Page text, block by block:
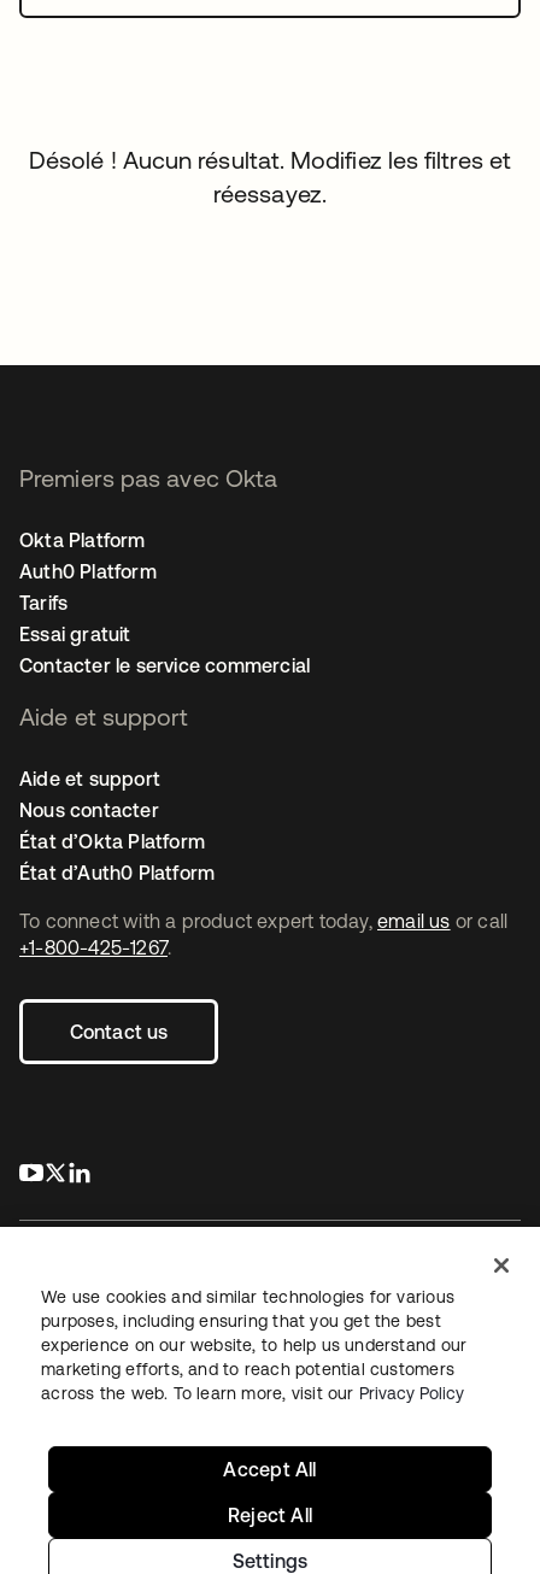
Désolé ! Aucun résultat. Modifiez les filtres et
réessayez.
To connect with a product expert today, email us or call
+1-800-425-1267.
Contact us
s’ouvre dans un nouvel onglet
s’ouvre dans un nouvel onglet
Premiers pas avec Okta
Okta Platform
Auth0 Platform
Tarifs
Essai gratuit
Contacter le service commercial
Aide et support
Aide et support
Nous contacter
État d’Okta Platform
État d’Auth0 Platform
JuridiquePolitique de confidentialité
Conditions d’utilisation du siteSécuritéPlan du site
Paramètres des cookies
We use cookies and similar technologies for various
purposes, including ensuring that you get the best
experience on our website, to help us understand our
marketing efforts, and to reach potential customers
across the web. To learn more, visit our Privacy Policy
Settings
Reject All
Accept All